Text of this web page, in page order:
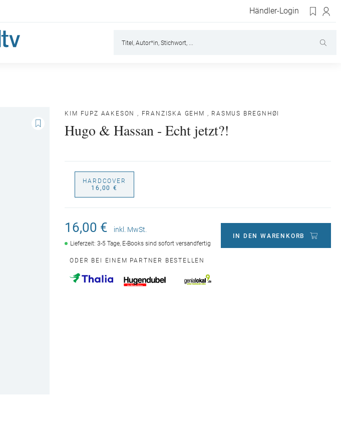
Händler-Login
KIM FUPZ AAKESON , FRANZISKA GEHM , RASMUS BREGNHØI
Hugo & Hassan - Echt jetzt?!
HARDCOVER
16,00 €
16,00 € inkl. MwSt.
Lieferzeit: 3-5 Tage, E-Books sind sofort versandfertig
IN DEN WARENKORB
ODER BEI EINEM PARTNER BESTELLEN